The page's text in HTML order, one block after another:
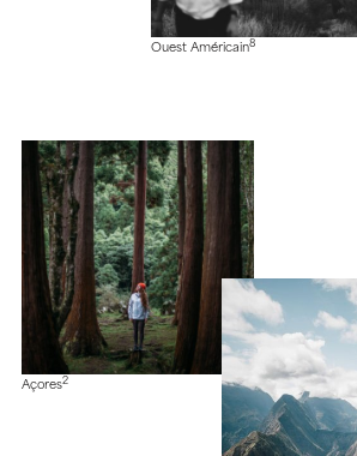
Ouest Américain8
Açores2